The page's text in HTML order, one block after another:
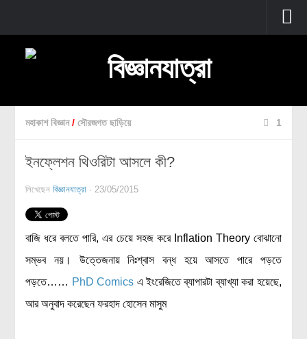
প্রচ্ছদ
জীববিজ্ঞান
প্রাণীবিজ্ঞান
বিবর্তন
মানবদেহ
মহাকাশ বিজ্ঞান / সৌরজগত ছাড়িয়ে 1
ইনফ্লেশন থিওরিটা আসলে কী?
লিখেছেনবিজ্ঞানযাত্রা · 23/05/2015
বাজি ধরে বলতে পারি, এর চেয়ে সহজ করে Inflation Theory বোঝানো
সম্ভব নয়। উত্তেজনায় নিঃশ্বাস বন্ধ হয়ে আসতে পারে পড়তে
পড়তে…… PhD Comics এ ইংরেজিতে ব্যাপারটা ব্যাখ্যা করা হয়েছে,
আর অনুবাদ করেছেন ফরহাদ হোসেন মাসুম